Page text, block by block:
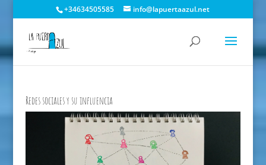
+34634505585 info@lapuertaazul.net
Redes sociales y su influencia